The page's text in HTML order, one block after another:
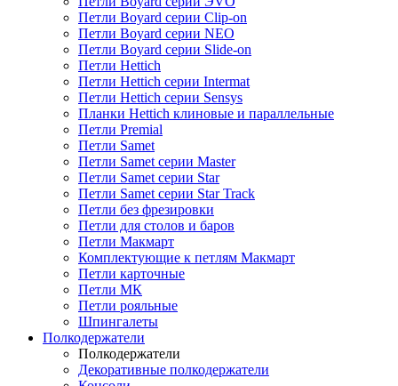
Петли Boyard серии Clip-on
Петли Boyard серии NEO
Петли Boyard серии Slide-on
Петли Hettich
Петли Hettich серии Intermat
Петли Hettich серии Sensys
Планки Hettich клиновые и параллельные
Петли Premial
Петли Samet
Петли Samet серии Master
Петли Samet серии Star
Петли Samet серии Star Track
Петли без фрезировки
Петли для столов и баров
Петли Макмарт
Комплектующие к петлям Макмарт
Петли карточные
Петли МК
Петли рояльные
Шпингалеты
Полкодержатели
Полкодержатели
Декоративные полкодержатели